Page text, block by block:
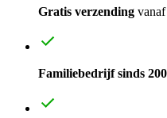
Gratis verzending
Familiebedrijf sinds